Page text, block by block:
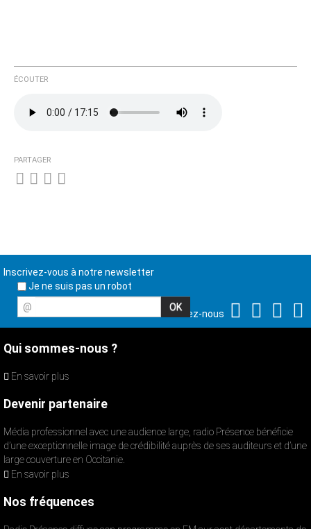
ÉCOUTER
PARTAGER
Inscrivez-vous à notre newsletter
Je ne suis pas un robot
@
Suivez-nous
Qui sommes-nous ?
En savoir plus
Devenir partenaire
Média professionnel avec une audience large, radio Présence bénéficie
d’une exceptionnelle image de crédibilité auprès de ses auditeurs et d’une
large couverture en Occitanie.
En savoir plus
Nos fréquences